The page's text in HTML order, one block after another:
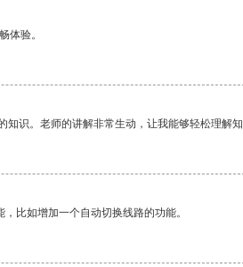
体验。
识。老师的讲解非常生动，让我能够轻松理解知
比如增加一个自动切换线路的功能。